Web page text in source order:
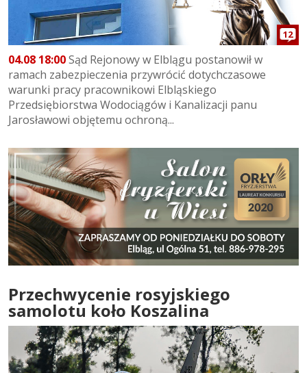
12
04.08 18:00Sąd Rejonowy w Elblągu postanowił w
ramach zabezpieczenia przywrócić dotychczasowe
warunki pracy pracownikowi Elbląskiego
Przedsiębiorstwa Wodociągów i Kanalizacji panu
Jarosławowi objętemu ochroną...
Przechwycenie rosyjskiego
samolotu koło Koszalina